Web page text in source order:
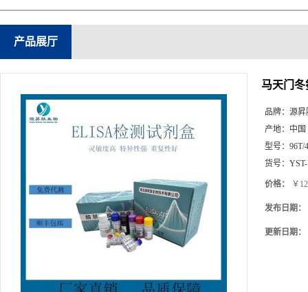
产品展厅
马天门
品牌： 源昇
产地： 中国
型号： 96T/
货号：
价格： ￥
发布日期：
更新日期：